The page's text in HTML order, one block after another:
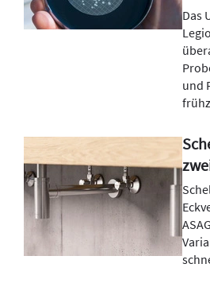
Das
und